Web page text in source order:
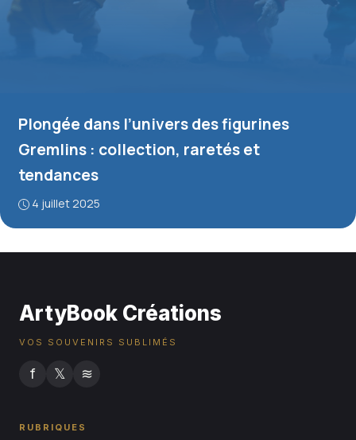
Plongée dans l’univers des figurines
Gremlins : collection, raretés et
tendances
4 juillet 2025
ArtyBook Créations
VOS SOUVENIRS SUBLIMÉS
f 𝕏 ≋
RUBRIQUES